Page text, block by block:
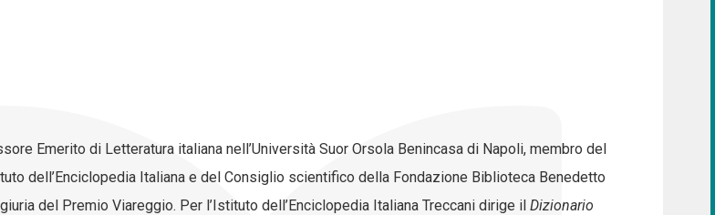
Emerito di Letteratura italiana nell’Università Suor Orsola Benincasa di Napoli, membro del
dell’Enciclopedia Italiana e del Consiglio scientifico della Fondazione Biblioteca Benedetto
del Premio Viareggio. Per l’Istituto dell’Enciclopedia Italiana Treccani dirige il Dizionario